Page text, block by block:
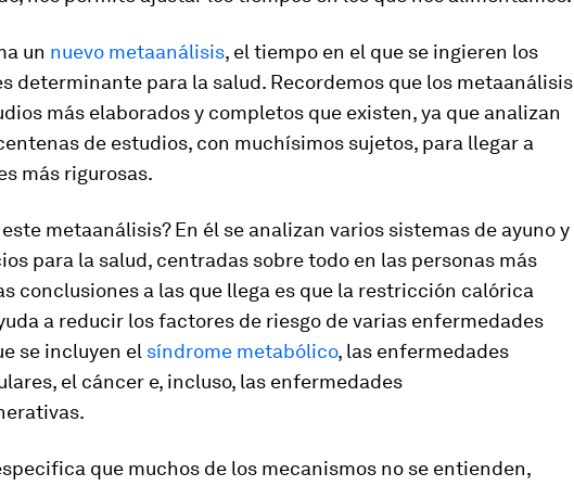
un nuevo metaanálisis, el tiempo en el que se ingieren los
determinante para la salud. Recordemos que los metaanálisis
más elaborados y completos que existen, ya que analizan
de estudios, con muchísimos sujetos, para llegar a
más rigurosas.
este metaanálisis? En él se analizan varios sistemas de ayuno y
para la salud, centradas sobre todo en las personas más
conclusiones a las que llega es que la restricción calórica
a reducir los factores de riesgo de varias enfermedades
se incluyen el síndrome metabólico, las enfermedades
el cáncer e, incluso, las enfermedades
que muchos de los mecanismos no se entienden,